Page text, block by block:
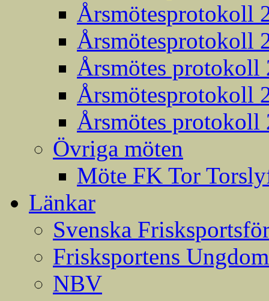
Årsmötesprotokoll
Årsmötesprotokoll
Årsmötes protokoll
Årsmötesprotokoll
Årsmötes protokoll
Övriga möten
Möte FK Tor
Länkar
Svenska
Frisksportens
NBV